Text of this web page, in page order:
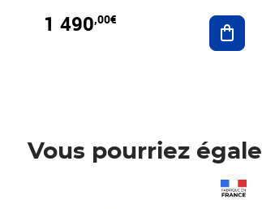
1 490,00€
Vous pourriez